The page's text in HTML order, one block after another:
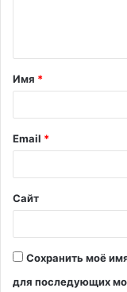
Имя *
Email *
Сайт
Сохранить моё
для последующих